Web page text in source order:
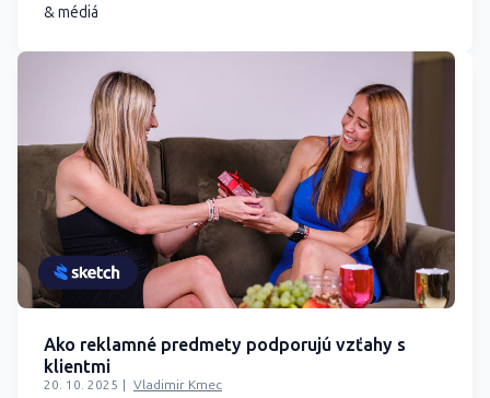
& médiá
Ako reklamné predmety podporujú vzťahy s
klientmi
20. 10. 2025 Vladimir Kmec